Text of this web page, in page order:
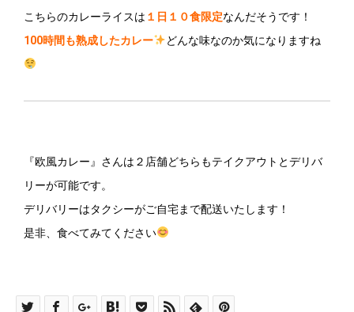
こちらのカレーライスは １日１０食限定なんだそうです！
100時間も熟成したカレー
どんな味なのか気になりますね
『欧風カレー』さんは２店舗どちらもテイクアウトとデリバ
リーが可能です。
デリバリーはタクシーがご自宅まで配送いたします！
是非、食べてみてください